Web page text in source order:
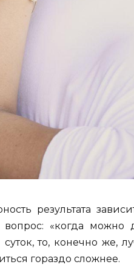
результата
вопрос: «когда можно
то, конечно же,
гораздо сложнее.